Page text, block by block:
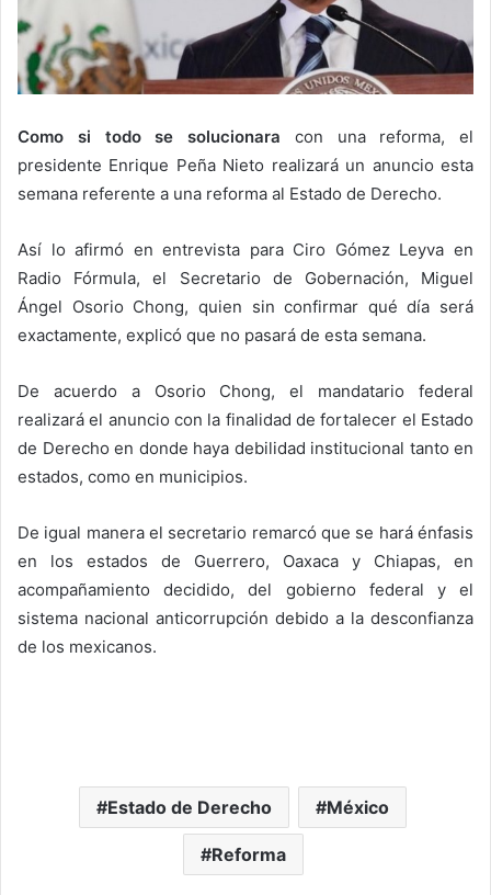
Como si todo se solucionara con una reforma, el
presidente Enrique Peña Nieto realizará un anuncio esta
semana referente a una reforma al Estado de Derecho.
Así lo afirmó en entrevista para Ciro Gómez Leyva en
Radio Fórmula, el Secretario de Gobernación, Miguel
Ángel Osorio Chong, quien sin confirmar qué día será
exactamente, explicó que no pasará de esta semana.
De acuerdo a Osorio Chong, el mandatario federal
realizará el anuncio con la finalidad de fortalecer el Estado
de Derecho en donde haya debilidad institucional tanto en
estados, como en municipios.
De igual manera el secretario remarcó que se hará énfasis
en los estados de Guerrero, Oaxaca y Chiapas, en
acompañamiento decidido, del gobierno federal y el
sistema nacional anticorrupción debido a la desconfianza
de los mexicanos.
Estado de Derecho México
Reforma